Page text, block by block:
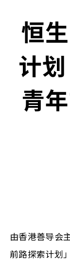
相关报导
联络我们
恒
计
青
由香港善导会
前路探索计划